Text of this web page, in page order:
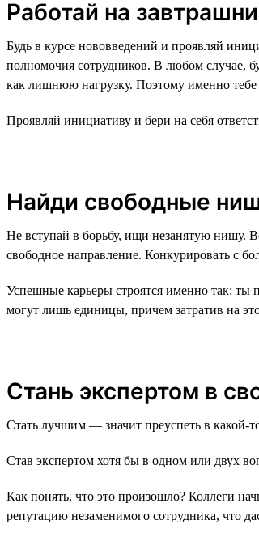
Работай на
Будь в курсе нововведений и проявляй
полномочия сотрудников. В любом случае,
как лишнюю нагрузку. Поэтому именно тебе
Проявляй инициативу и бери на себя
Найди свободные
Не вступай в борьбу, ищи незанятую нишу.
свободное направление. Конкурировать с
Успешные карьеры строятся именно так: ты
могут лишь единицы, причем затратив на
Стань экспертом в
Стать лучшим — значит преуспеть в какой-
Став экспертом хотя бы в одном или двух
Как понять, что это произошло? Коллеги
репутацию незаменимого сотрудника, что